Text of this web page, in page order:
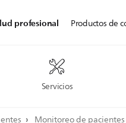
profesional
Servicios
Productos de
Monitoreo de pacientes